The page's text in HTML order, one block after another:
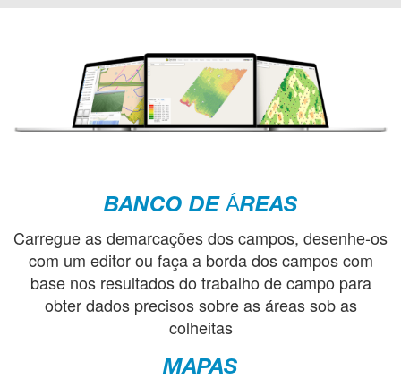
BANCO DE ÁREAS
Carregue as demarcações dos campos, desenhe-os
com um editor ou faça a borda dos campos com
base nos resultados do trabalho de campo para
obter dados precisos sobre as áreas sob as
colheitas
MAPAS